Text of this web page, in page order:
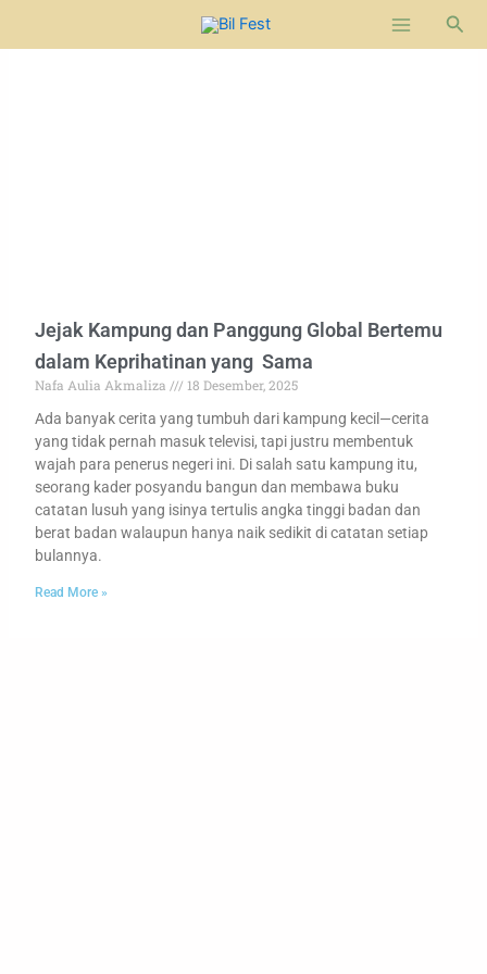
Cari
Jejak Kampung dan Panggung Global Bertemu
dalam Keprihatinan yang Sama
Nafa Aulia Akmaliza
18 Desember, 2025
Ada banyak cerita yang tumbuh dari kampung kecil—cerita
yang tidak pernah masuk televisi, tapi justru membentuk
wajah para penerus negeri ini. Di salah satu kampung itu,
seorang kader posyandu bangun dan membawa buku
catatan lusuh yang isinya tertulis angka tinggi badan dan
berat badan walaupun hanya naik sedikit di catatan setiap
bulannya.
Read More »